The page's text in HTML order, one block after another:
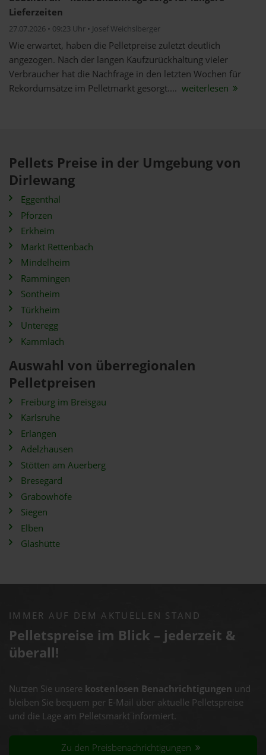
Lieferzeiten
27.07.2026 • 09:23 Uhr • Josef Weichslberger
Wie erwartet, haben die Pelletpreise zuletzt deutlich
angezogen. Nach der langen Kaufzurückhaltung vieler
Verbraucher hat die Nachfrage in den letzten Wochen für
Rekordumsätze im Pelletmarkt gesorgt.... weiterlesen
Pellets Preise in der Umgebung von
Dirlewang
Eggenthal
Pforzen
Erkheim
Markt Rettenbach
Mindelheim
Rammingen
Sontheim
Türkheim
Unteregg
Kammlach
Auswahl von überregionalen
Pelletpreisen
Freiburg im Breisgau
Karlsruhe
Erlangen
Adelzhausen
Stötten am Auerberg
Bresegard
Grabowhöfe
Siegen
Elben
Glashütte
IMMER AUF DEM AKTUELLEN STAND
Pelletspreise im Blick – jederzeit &
überall!
Nutzen Sie unsere kostenlosen Benachrichtigungen und
bleiben Sie bequem per E-Mail über aktuelle Pelletspreise
und die Lage am Pelletsmarkt informiert.
Zu den Preisbenachrichtigungen